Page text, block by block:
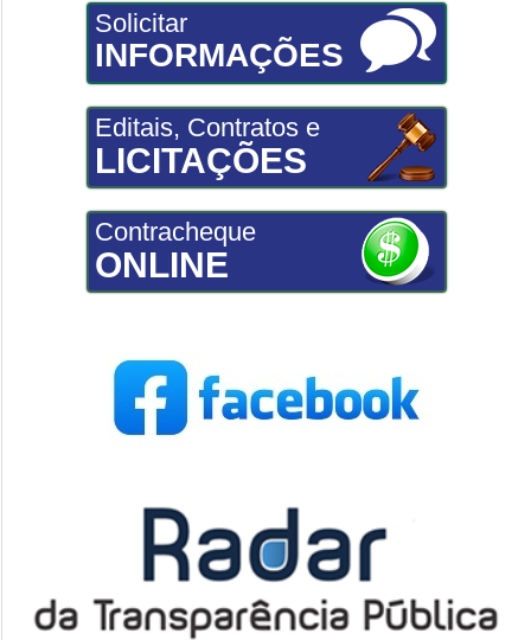
Solicitar
INFORMAÇÕES
Editais, Contratos e
LICITAÇÕES
Contracheque
ONLINE